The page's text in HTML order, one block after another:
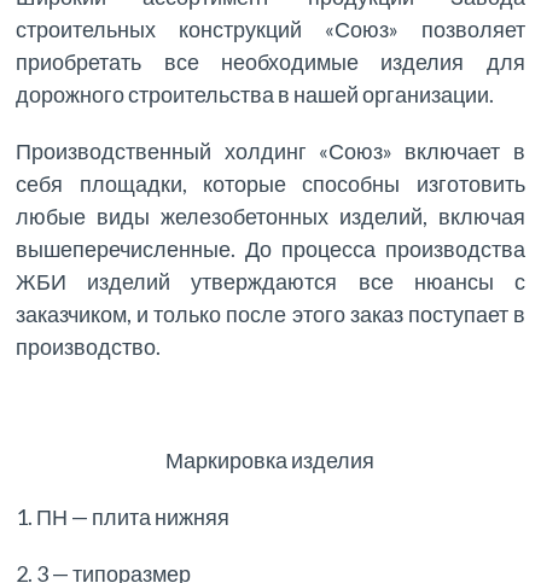
строительных конструкций «Союз» позволяет
приобретать все необходимые изделия для
дорожного строительства в нашей организации.
Производственный холдинг «Союз» включает в
себя площадки, которые способны изготовить
любые виды железобетонных изделий, включая
вышеперечисленные. До процесса производства
ЖБИ изделий утверждаются все нюансы с
заказчиком, и только после этого заказ поступает в
производство.
Маркировка изделия
1. ПН — плита нижняя
2. 3 — типоразмер